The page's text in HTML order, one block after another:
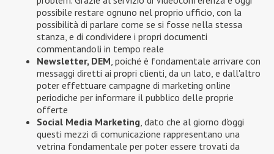
possibile restare ognuno nel proprio ufficio, con la
possibilità di parlare come se si fosse nella stessa
stanza, e di condividere i propri documenti
commentandoli in tempo reale
Newsletter, DEM , poiché è fondamentale arrivare con
messaggi diretti ai propri clienti, da un lato, e dall'altro
poter effettuare campagne di marketing online
periodiche per informare il pubblico delle proprie
offerte
Social Media Marketing , dato che al giorno d'oggi
questi mezzi di comunicazione rappresentano una
vetrina fondamentale per poter essere trovati da